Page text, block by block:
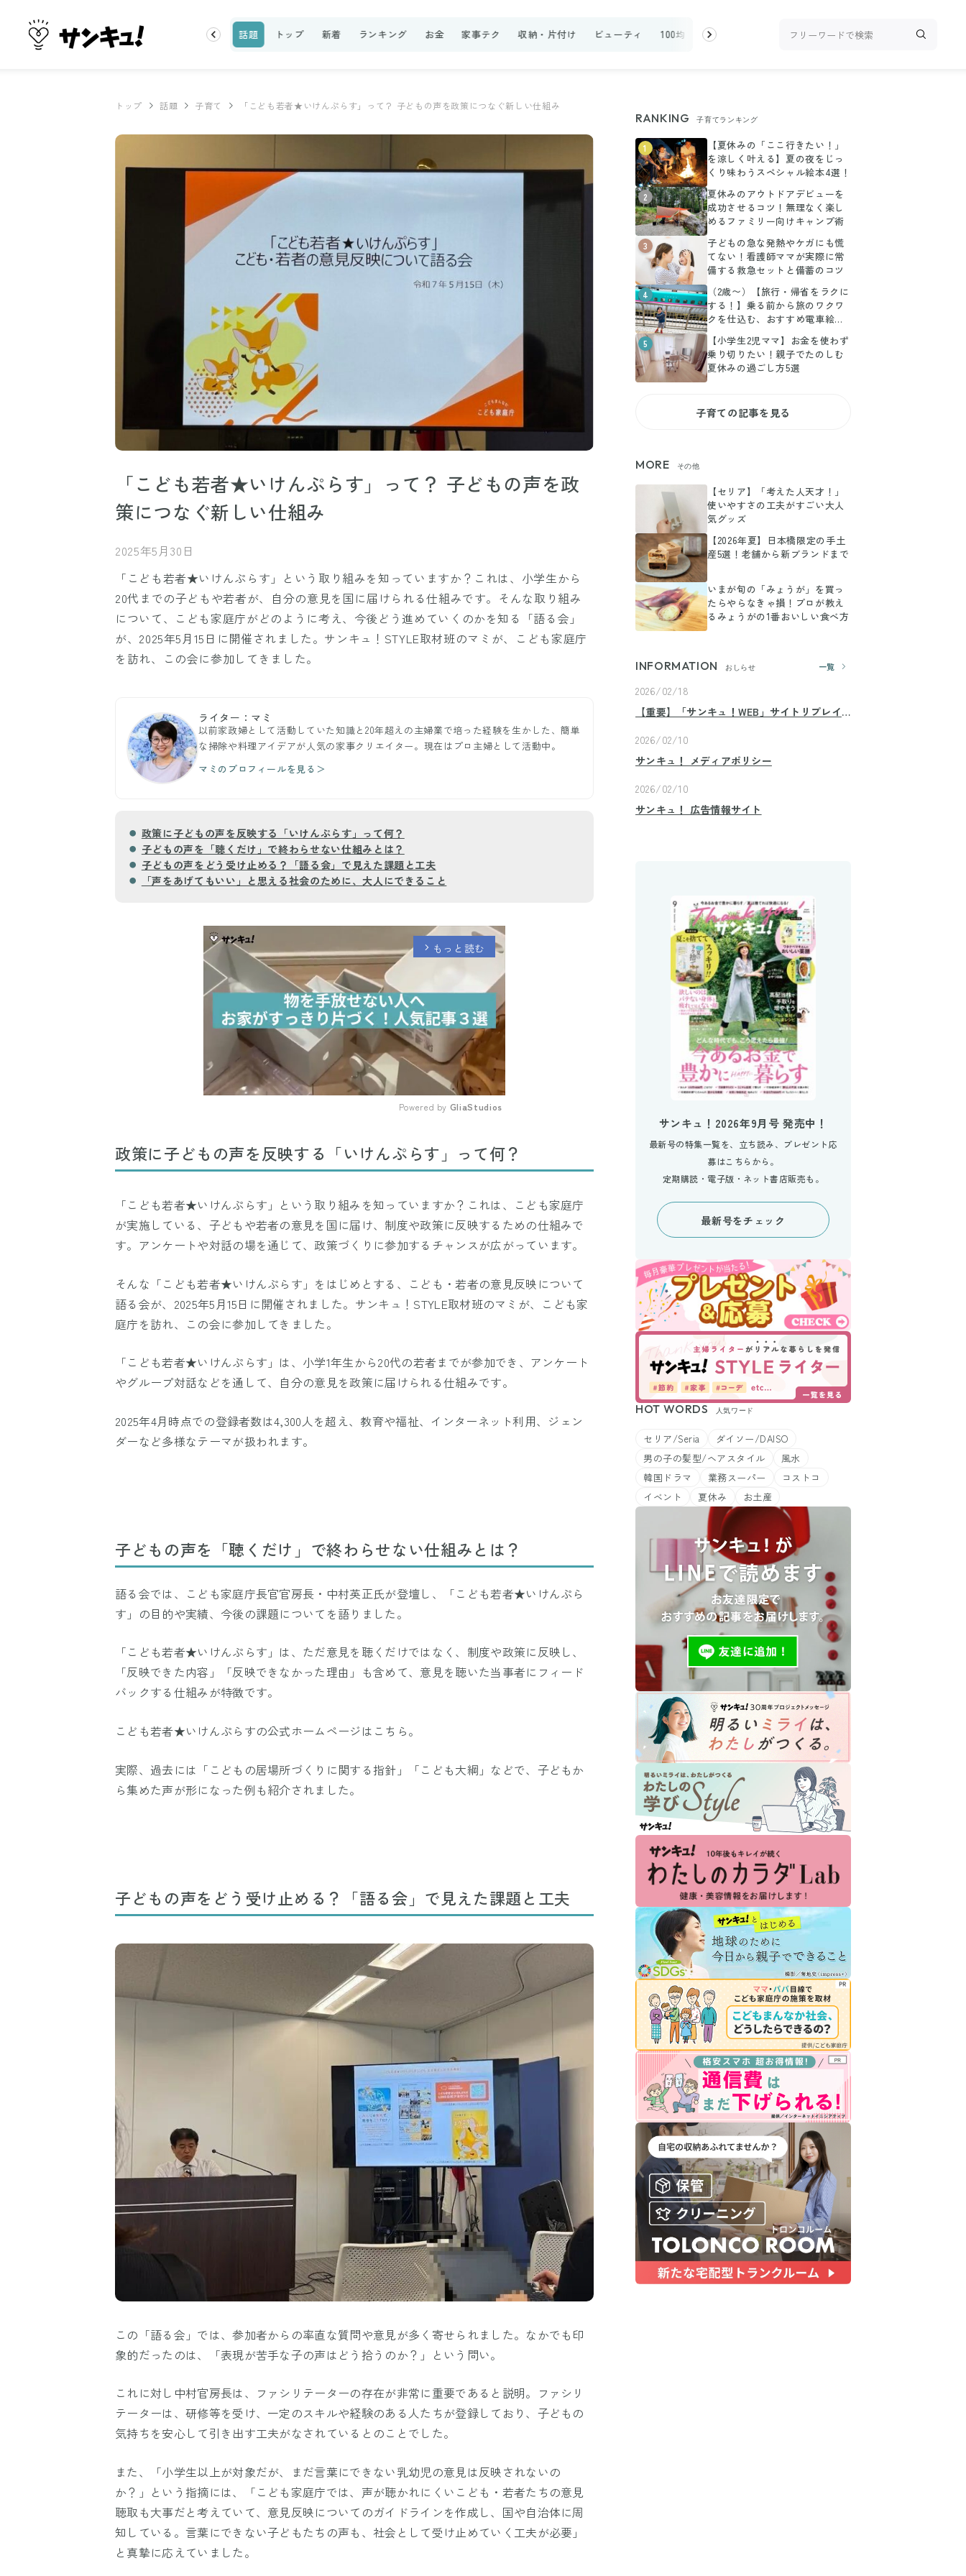
100均・雑貨 スーパー 料理レシピ 話題 トップ 新着 ランキング お金 家事テク 収納・片付け ビューティ 100均・雑貨 料理レシピ 話題
トップ 話題 子育て 「こども若者★いけんぷらす」って？ 子どもの声を政策につなぐ新しい仕組み
「こども若者★いけんぷらす」って？ 子どもの声を政
策につなぐ新しい仕組み
2025年5月30日
「こども若者★いけんぷらす」という取り組みを知っていますか？これは、小学生から
20代までの子どもや若者が、自分の意見を国に届けられる仕組みです。そんな取り組み
について、こども家庭庁がどのように考え、今後どう進めていくのかを知る「語る会」
が、2025年5月15日に開催されました。サンキュ！STYLE取材班のマミが、こども家庭庁
を訪れ、この会に参加してきました。
ライター：マミ
以前家政婦として活動していた知識と20年超えの主婦業で培った経験を生かした、簡単
な掃除や料理アイデアが人気の家事クリエイター。現在はプロ主婦として活動中。
マミのプロフィールを見る＞
政策に子どもの声を反映する「いけんぷらす」って何？
子どもの声を「聴くだけ」で終わらせない仕組みとは？
子どもの声をどう受け止める？「語る会」で見えた課題と工夫
「声をあげてもいい」と思える社会のために、大人にできること
arrow_forward_ios もっと読む
Mute
Powered by GliaStudios
政策に子どもの声を反映する「いけんぷらす」って何？
「こども若者★いけんぷらす」という取り組みを知っていますか？これは、こども家庭庁
が実施している、子どもや若者の意見を国に届け、制度や政策に反映するための仕組みで
す。アンケートや対話の場を通じて、政策づくりに参加するチャンスが広がっています。
そんな「こども若者★いけんぷらす」をはじめとする、こども・若者の意見反映について
語る会が、2025年5月15日に開催されました。サンキュ！STYLE取材班のマミが、こども家
庭庁を訪れ、この会に参加してきました。
「こども若者★いけんぷらす」は、小学1年生から20代の若者までが参加でき、アンケート
やグループ対話などを通して、自分の意見を政策に届けられる仕組みです。
2025年4月時点での登録者数は4,300人を超え、教育や福祉、インターネット利用、ジェン
ダーなど多様なテーマが扱われます。
子どもの声を「聴くだけ」で終わらせない仕組みとは？
語る会では、こども家庭庁長官官房長・中村英正氏が登壇し、「こども若者★いけんぷら
す」の目的や実績、今後の課題についてを語りました。
「こども若者★いけんぷらす」は、ただ意見を聴くだけではなく、制度や政策に反映し、
「反映できた内容」「反映できなかった理由」も含めて、意見を聴いた当事者にフィード
バックする仕組みが特徴です。
こども若者★いけんぷらすの公式ホームページはこちら。
実際、過去には「こどもの居場所づくりに関する指針」「こども大綱」などで、子どもか
ら集めた声が形になった例も紹介されました。
子どもの声をどう受け止める？「語る会」で見えた課題と工夫
この「語る会」では、参加者からの率直な質問や意見が多く寄せられました。なかでも印
象的だったのは、「表現が苦手な子の声はどう拾うのか？」という問い。
これに対し中村官房長は、ファシリテーターの存在が非常に重要であると説明。ファシリ
テーターは、研修等を受け、一定のスキルや経験のある人たちが登録しており、子どもの
気持ちを安心して引き出す工夫がなされているとのことでした。
また、「小学生以上が対象だが、まだ言葉にできない乳幼児の意見は反映されないの
か？」という指摘には、「こども家庭庁では、声が聴かれにくいこども・若者たちの意見
聴取も大事だと考えていて、意見反映についてのガイドラインを作成し、国や自治体に周
知している。言葉にできない子どもたちの声も、社会として受け止めていく工夫が必要」
と真摯に応えていました。
RANKING 子育てランキング
1
【夏休みの「ここ行きたい！」
を涼しく叶える】夏の夜をじっ
くり味わうスペシャル絵本4選！
2
夏休みのアウトドアデビューを
成功させるコツ！無理なく楽し
めるファミリー向けキャンプ術
3
子どもの急な発熱やケガにも慌
てない！看護師ママが実際に常
備する救急セットと備蓄のコツ
4
（2歳〜）【旅行・帰省をラクに
する！】乗る前から旅のワクワ
クを仕込む、おすすめ電車絵本3
5
【小学生2児ママ】お金を使わず
乗り切りたい！親子でたのしむ
夏休みの過ごし方5選
子育ての記事を見る
MORE その他
【セリア】「考えた人天才！」
使いやすさの工夫がすごい大人
気グッズ
【2026年夏】日本橋限定の手土
産5選！老舗から新ブランドまで
いまが旬の「みょうが」を買っ
たらやらなきゃ損！プロが教え
るみょうがの1番おいしい食べ方
INFORMATION おしらせ 一覧
2026/02/18
【重要】「サンキュ！WEB」サイトリプレイ
2026/02/10
サンキュ！ メディアポリシー
2026/02/10
サンキュ！ 広告情報サイト
サンキュ！2026年9月号 発売中！
最新号の特集一覧を、立ち読み、プレゼント応
募はこちらから。
定期購読・電子版・ネット書店販売も。
最新号をチェック
HOT WORDS 人気ワード
セリア/Seria
ダイソー/DAISO
男の子の髪型/ヘアスタイル
風水
韓国ドラマ
業務スーパー
コストコ
イベント
夏休み お土産